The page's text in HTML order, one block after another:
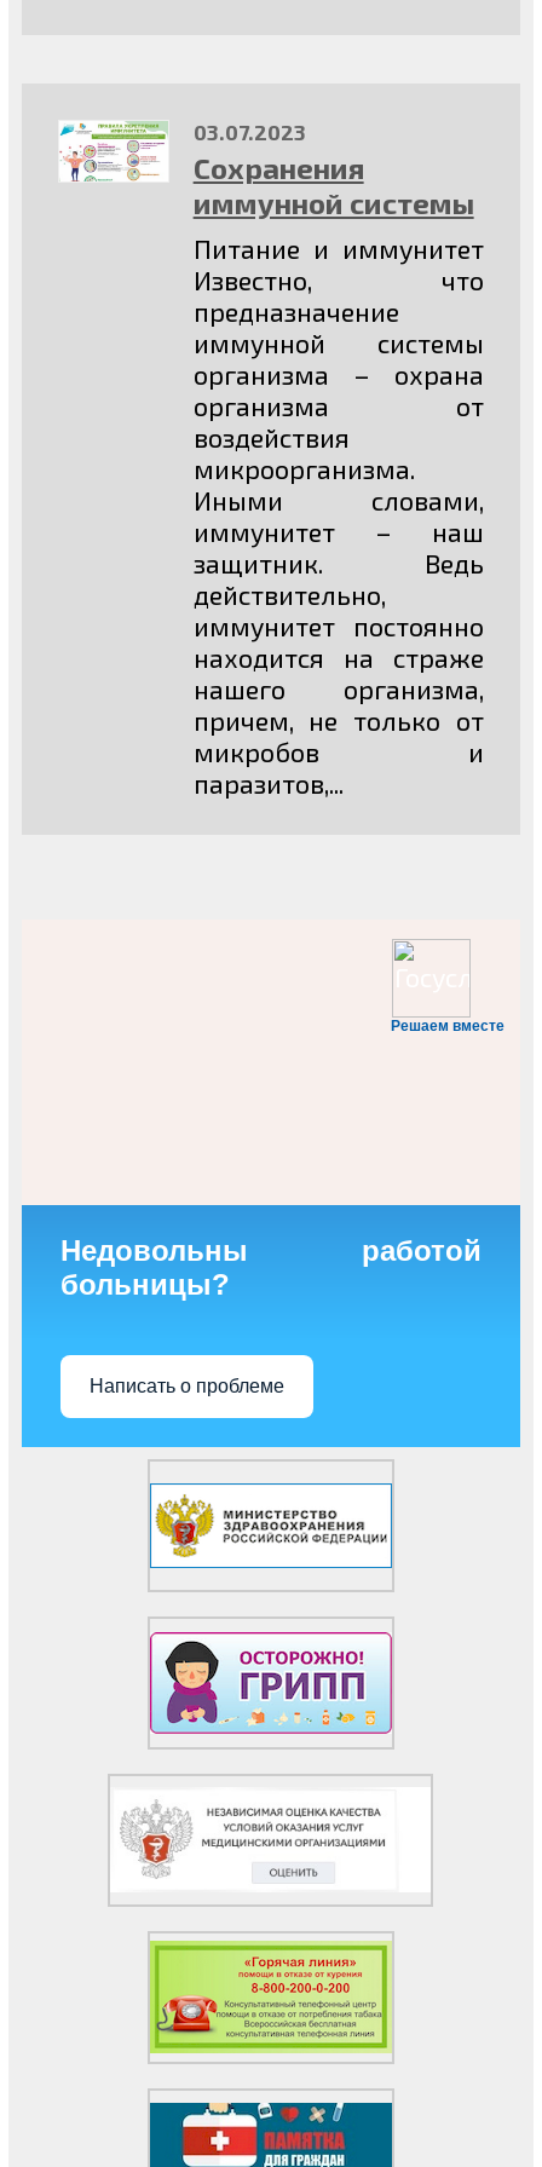
03.07.2023
Cохранения
иммунной системы
Питание и иммунитет
Известно, что
предназначение
иммунной системы
организма – охрана
организма от
воздействия
микроорганизма.
Иными словами,
иммунитет – наш
защитник. Ведь
действительно,
иммунитет постоянно
находится на страже
нашего организма,
причем, не только от
микробов и
паразитов,...
Решаем вместе
Недовольны работой
больницы?
Написать о проблеме